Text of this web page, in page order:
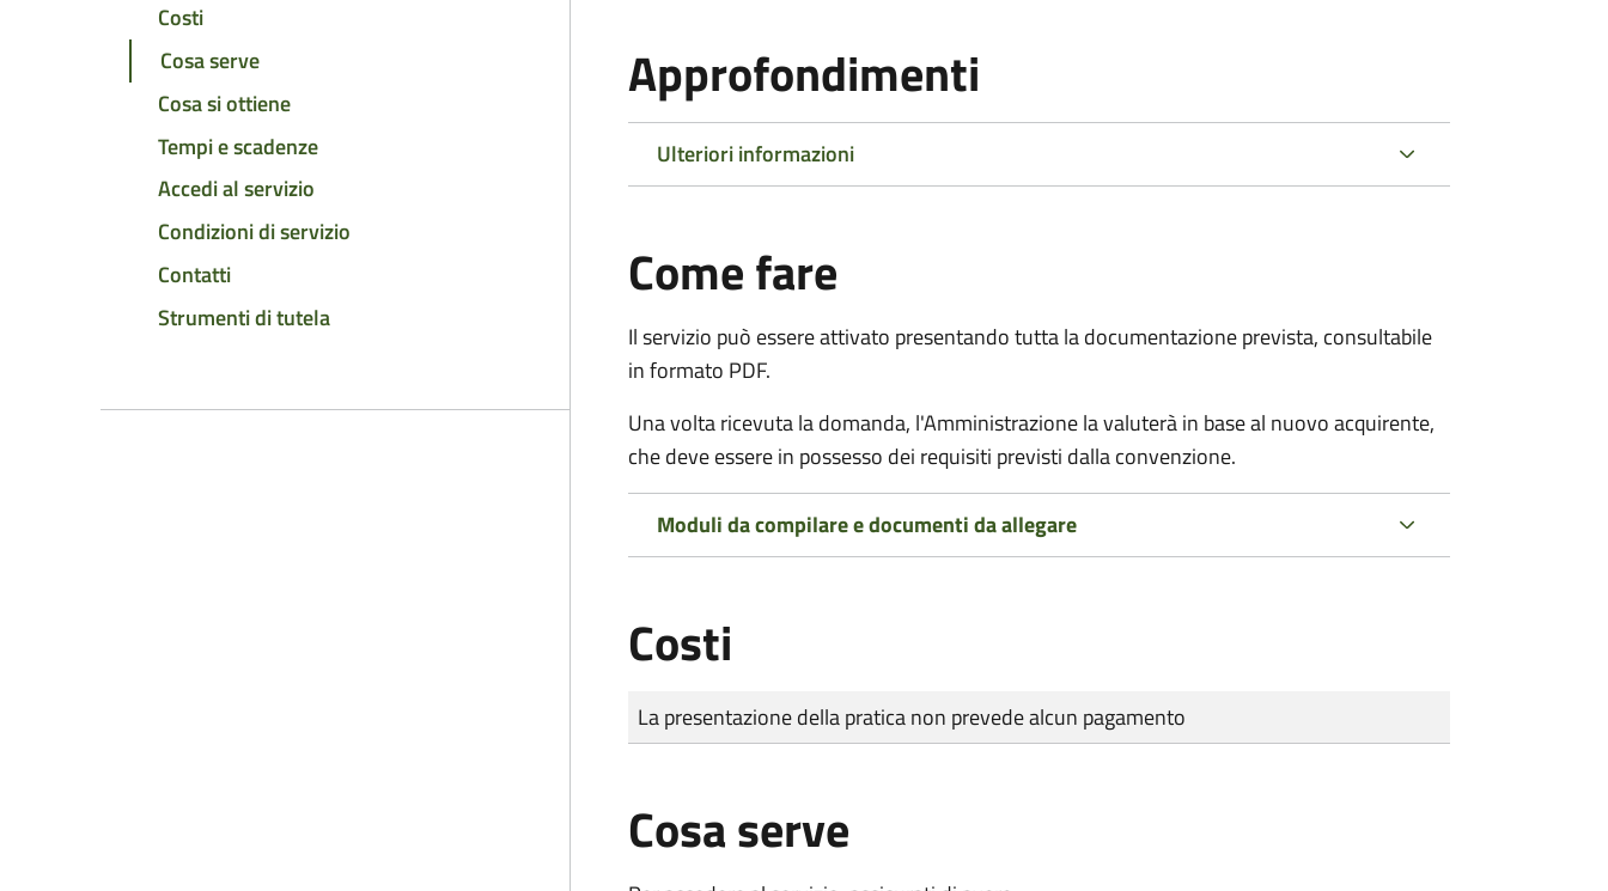
Costi
Cosa serve
Cosa si ottiene
Tempi e scadenze
Accedi al servizio
Condizioni di servizio
Contatti
Strumenti di tutela
Approfondimenti
Ulteriori informazioni
Come fare
Il servizio può essere attivato presentando tutta la documentazione prevista, consultabile
in formato PDF.
Una volta ricevuta la domanda, l'Amministrazione la valuterà in base al nuovo acquirente,
che deve essere in possesso dei requisiti previsti dalla convenzione.
Moduli da compilare e documenti da allegare
Costi
Tipo di pagamento
Importo
La presentazione della pratica non prevede alcun pagamento
Cosa serve